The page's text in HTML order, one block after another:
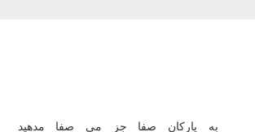
به یاركان صفا جز می صفا مدهید